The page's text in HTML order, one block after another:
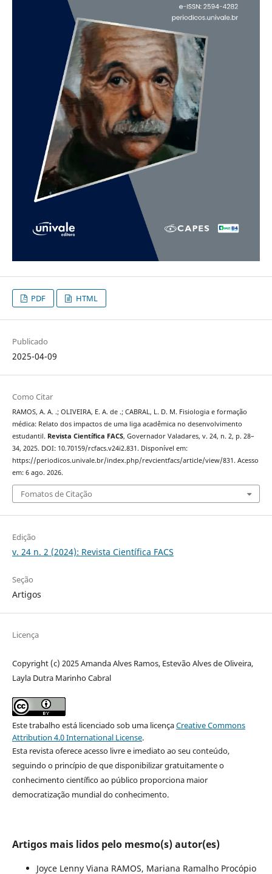
PDF HTML
Publicado
2025-04-09
Como Citar
RAMOS, A. A. .; OLIVEIRA, E. A. de .; CABRAL, L. D. M. Fisiologia e formação
médica: Relato dos impactos de uma liga acadêmica no desenvolvimento
estudantil. Revista Científica FACS, Governador Valadares, v. 24, n. 2, p. 28–
34, 2025. DOI: 10.70159/rcfacs.v24i2.831. Disponível em:
https://periodicos.univale.br/index.php/revcientfacs/article/view/831. Acesso
em: 6 ago. 2026.
Fomatos de Citação
Edição
v. 24 n. 2 (2024): Revista Científica FACS
Seção
Artigos
Licença
Copyright (c) 2025 Amanda Alves Ramos, Estevão Alves de Oliveira,
Layla Dutra Marinho Cabral
Este trabalho está licenciado sob uma licençaCreative Commons
Attribution 4.0 International License.
Esta revista oferece acesso livre e imediato ao seu conteúdo,
seguindo o princípio de que disponibilizar gratuitamente o
conhecimento científico ao público proporciona maior
democratização mundial do conhecimento.
Artigos mais lidos pelo mesmo(s) autor(es)
Joyce Lenny Viana RAMOS, Mariana Ramalho Procópio